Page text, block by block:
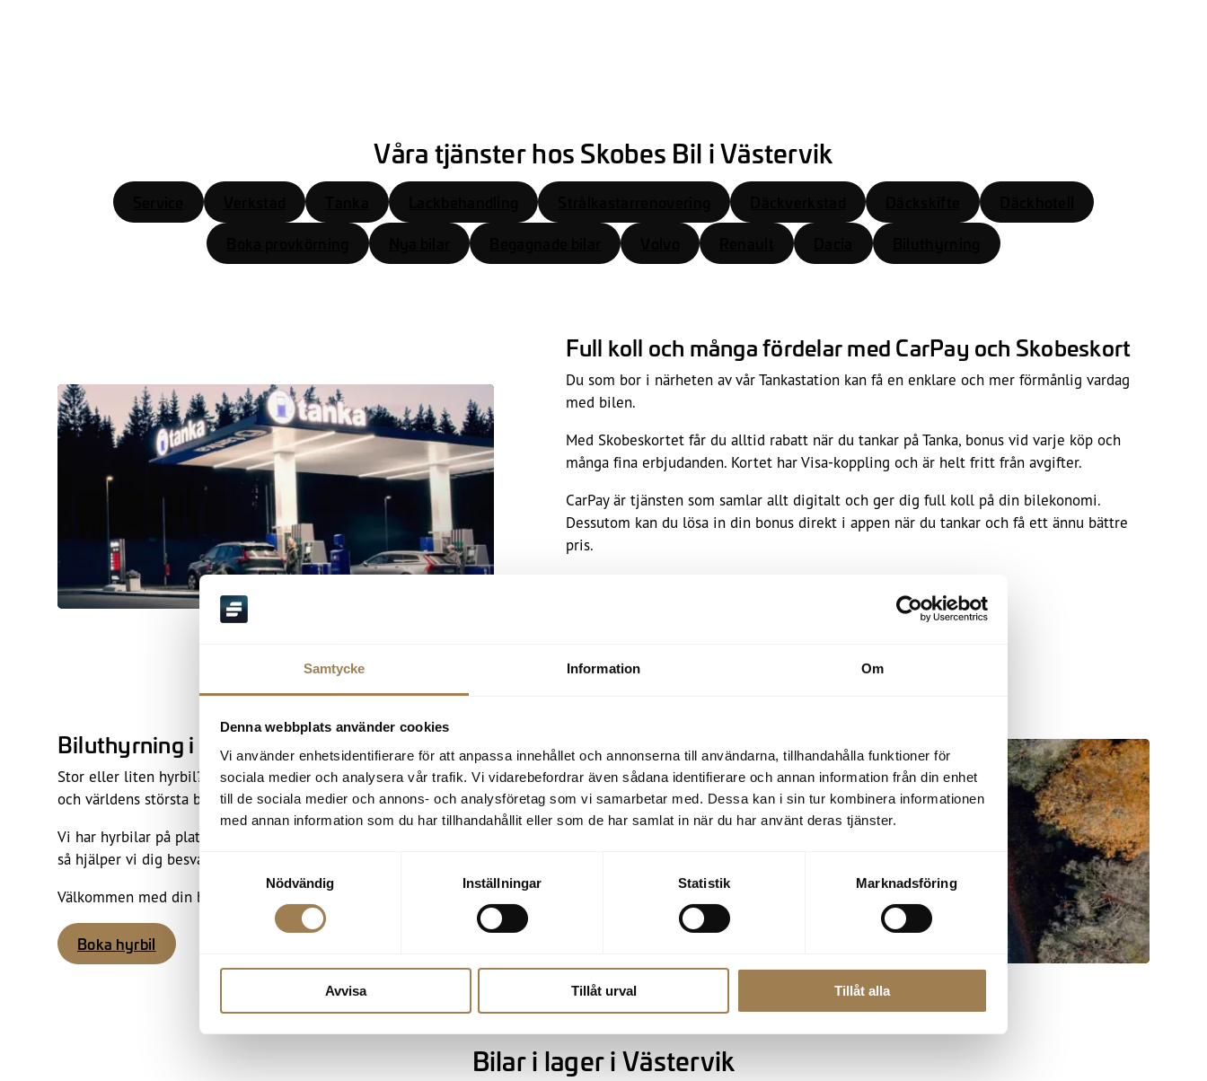
Samtycke Information Om
Denna webbplats använder cookies
Vi använder enhetsidentifierare för att anpassa innehållet och annonserna till användarna, tillhandahålla funktioner för
sociala medier och analysera vår trafik. Vi vidarebefordrar även sådana identifierare och annan information från din enhet
till de sociala medier och annons- och analysföretag som vi samarbetar med. Dessa kan i sin tur kombinera informationen
med annan information som du har tillhandahållit eller som de har samlat in när du har använt deras tjänster.
Samtyckesval
Nödvändig
Inställningar Statistik Marknadsföring
Avvisa Tillåt urval Tillåt alla
Våra tjänster hos Skobes Bil i Västervik
Full koll och många fördelar med CarPay och Skobeskort
Du som bor i närheten av vår Tankastation kan få en enklare och mer förmånlig vardag
med bilen.
Med Skobeskortet får du alltid rabatt när du tankar på Tanka, bonus vid varje köp och
många fina erbjudanden. Kortet har Visa-koppling och är helt fritt från avgifter.
CarPay är tjänsten som samlar allt digitalt och ger dig full koll på din bilekonomi.
Dessutom kan du lösa in din bonus direkt i appen när du tankar och få ett ännu bättre
pris.
Biluthyrning i Västervik
Stor eller liten hyrbil? Skobes samarbetar med biluthyrningsföretaget Hertz – Sveriges
och världens största biluthyrningsföretag som har bilar för alla behov.
Vi har hyrbilar på plats i Västervik. Har du några frågor är det bara att höra av sig till oss
så hjälper vi dig besvara frågorna och hitta den bästa hyrbilen för dig och din resa.
Välkommen med din bokningsförfrågan!
Boka hyrbil
Bilar i lager i Västervik